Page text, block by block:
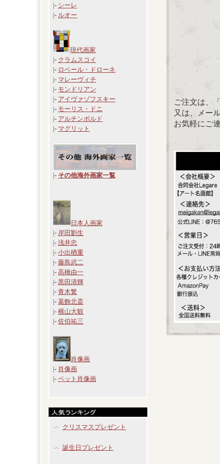
|- シーレ
|- ルオー
現代画家
|- クラムスコイ
|- ロベール・ドローネ
|- マレーヴィチ
|- モンドリアン
|- アイヴァゾフスキー
|- モーリス・ドニ
|- アルチンボルド
|- マグリット
|- その他海外画家一覧
日本人画家
|- 岸田劉生
|- 浅井忠
|- 小出楢重
|- 藤島武二
|- 高橋由一
|- 黒田清輝
|- 青木繁
|- 葛飾北斎
|- 横山大観
|- 佐伯祐三
肖像画
|- 肖像画
|- ペット肖像画
クリスマスプレゼント
誕生日プレゼント
ご注文は、
又は、メー
お気軽にご